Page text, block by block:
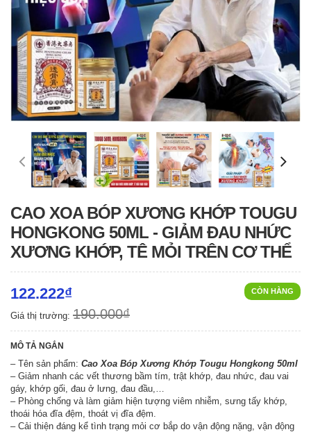
CAO XOA BÓP XƯƠNG KHỚP TOUGU
HONGKONG 50ML - GIẢM ĐAU NHỨC
XƯƠNG KHỚP, TÊ MỎI TRÊN CƠ THỂ
CÒN HÀNG
122.222₫
Giá thị trường: 190.000₫
MÔ TẢ NGẮN
– Tên sản phẩm: Cao Xoa Bóp Xương Khớp Tougu Hongkong 50ml
– Giảm nhanh các vết thương bầm tím, trật khớp, đau nhức, đau vai
gáy, khớp gối, đau ở lưng, đau đầu,…
– Phòng chống và làm giảm hiện tượng viêm nhiễm, sưng tấy khớp,
thoái hóa đĩa đệm, thoát vị đĩa đệm.
– Cải thiện đáng kể tình trạng mỏi cơ bắp do vận động nặng, vận động